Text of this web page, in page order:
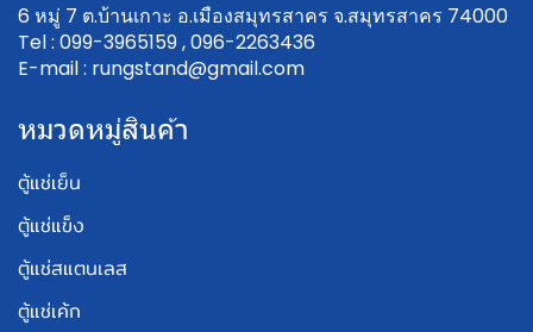
6 หมู่ 7 ต.บ้านเกาะ อ.เมืองสมุทรสาคร จ.สมุทรสาคร 74000
Tel : 099-3965159 , 096-2263436
E-mail : rungstand@gmail.com
หมวดหมู่สินค้า
ตู้แช่เย็น
ตู้แช่แข็ง
ตู้แช่สแตนเลส
ตู้แช่เค้ก